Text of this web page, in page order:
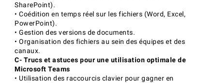
SharePoint).
• Coédition en temps réel sur les fichiers (Word, Excel,
PowerPoint).
• Gestion des versions de documents.
• Organisation des fichiers au sein des équipes et des
canaux.
C- Trucs et astuces pour une utilisation optimale de
Microsoft Teams
• Utilisation des raccourcis clavier pour gagner en